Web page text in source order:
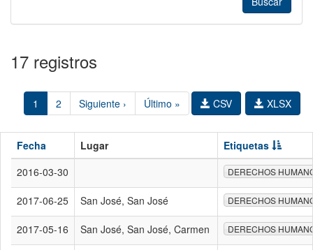
17 registros
1 2 Siguiente › Último » XLSX
CSV
Fecha Lugar
Etiquetas
2016-03-30
DERECHOS
2017-06-25 San José, San José DERECHOS
2017-05-16 San José, San José, Carmen DERECHOS